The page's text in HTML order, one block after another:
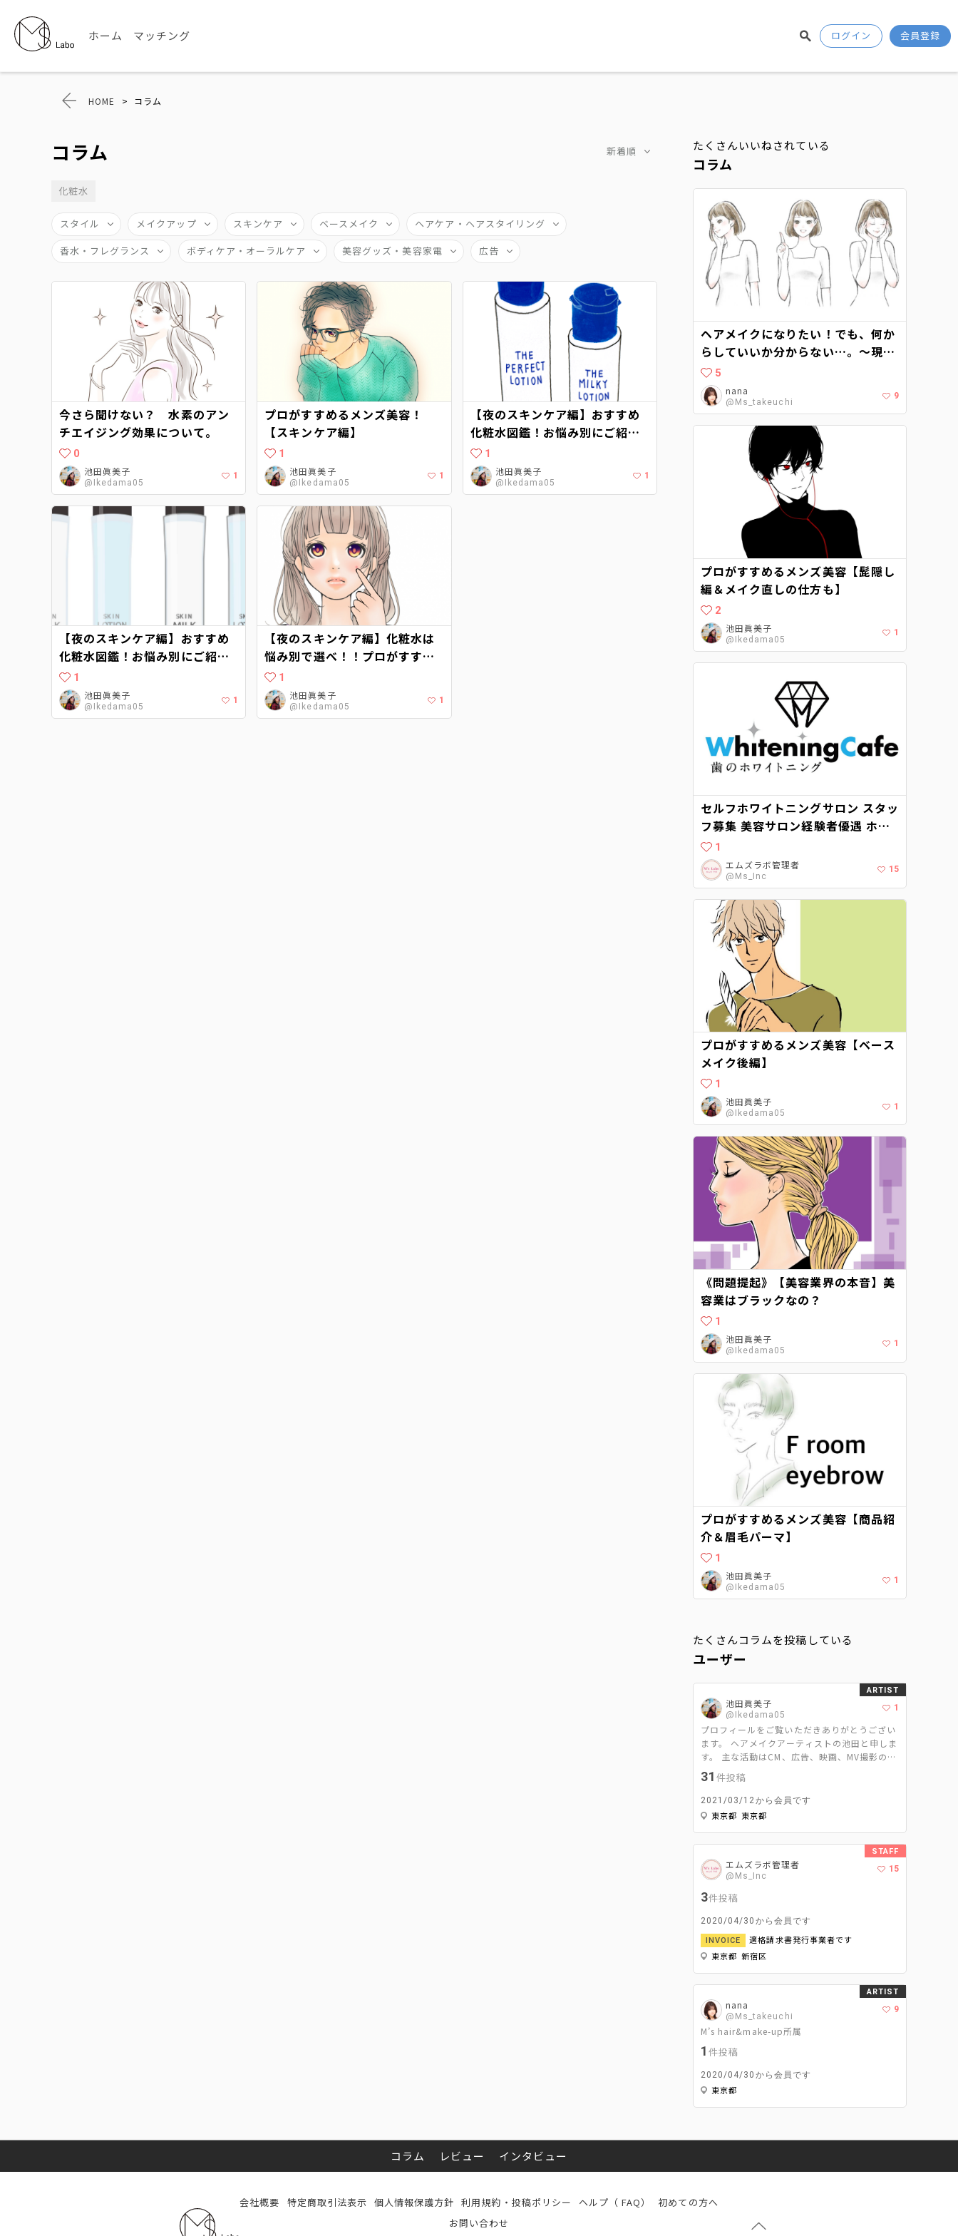
ログイン 会員登録
ホーム マッチング
HOME > コラム
コラム 新着順
化粧水
スタイル メイクアップ スキンケア ベースメイク
ヘアケア・ヘアスタイリング
香水・フレグランス
ボディケア・オーラルケア 美容グッズ・美容家電 広告
今さら聞けない？ 水素のアン
チエイジング効果について。
0
池田眞美子
@Ikedama05
1
プロがすすめるメンズ美容！
【スキンケア編】
1
池田眞美子
@Ikedama05
1
【夜のスキンケア編】おすすめ
化粧水図鑑！お悩み別にご紹介
♡【後編】
1
池田眞美子
@Ikedama05
1
【夜のスキンケア編】おすすめ
化粧水図鑑！お悩み別にご紹介
♡【前編】
1
池田眞美子
@Ikedama05
1
【夜のスキンケア編】化粧水は
悩み別で選べ！！プロがすすめ
る化粧水とは？
1
池田眞美子
@Ikedama05
1
たくさんいいねされている
コラム
ヘアメイクになりたい！でも、何か
らしていいか分からない…。〜現役
ヘアメイクに聞くヘアメイクアップ
アーティストへの道〜
5
nana
@Ms_takeuchi
9
プロがすすめるメンズ美容【髭隠し
編＆メイク直しの仕方も】
2
池田眞美子
@Ikedama05
1
セルフホワイトニングサロン スタッ
フ募集 美容サロン経験者優遇 ホワ
イトニングカフェ柏店（千葉県柏
市）が2021年8月にオープン予定で
す。
1
エムズラボ管理者
@Ms_Inc
15
プロがすすめるメンズ美容【ベース
メイク後編】
1
池田眞美子
@Ikedama05
1
《問題提起》【美容業界の本音】美
容業はブラックなの？
1
池田眞美子
@Ikedama05
1
プロがすすめるメンズ美容【商品紹
介＆眉毛パーマ】
1
池田眞美子
@Ikedama05
1
たくさんコラムを投稿している
ユーザー
池田眞美子
@Ikedama05
1
プロフィールをご覧いただきありがとうござい
ます。 ヘアメイクアーティストの池田と申しま
す。 主な活動はCM、広告、映画、MV撮影のヘ
アメイクと美容ライターです。 ヘアメイクは
｢スパイスである2%をどれだけ引き立たせて周
りを調和するか｣ 美容ライターは｢ヘアメイク
ならではの視点で＋‪αの情報を発信するか‬｣ を
31件投稿
2021/03/12から会員です
東京都 東京都
ARTIST
エムズラボ管理者
@Ms_Inc
15
3件投稿
2020/04/30から会員です
INVOICE
適格請求書発行事業者です
東京都 新宿区
STAFF
nana
@Ms_takeuchi
9
M’s hair&make-up所属
1件投稿
2020/04/30から会員です
東京都
ARTIST
コラム レビュー インタビュー
会社概要 特定商取引法表示 個人情報保護方針 利用規約・投稿ポリシー ヘルプ（ FAQ）
初めての方へ
お問い合わせ